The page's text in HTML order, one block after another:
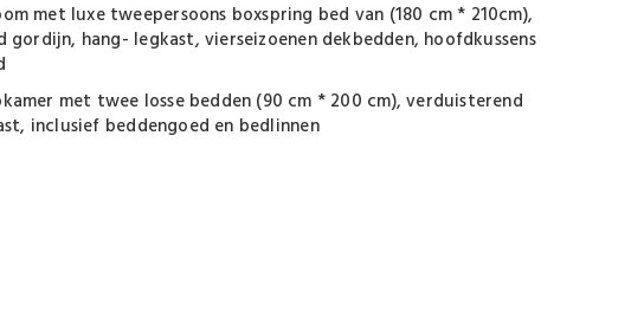
met luxe tweepersoons boxspring bed van (180 cm * 210cm),
gordijn, hang- legkast, vierseizoenen dekbedden, hoofdkussens
met twee losse bedden (90 cm * 200 cm), verduisterend
inclusief beddengoed en bedlinnen